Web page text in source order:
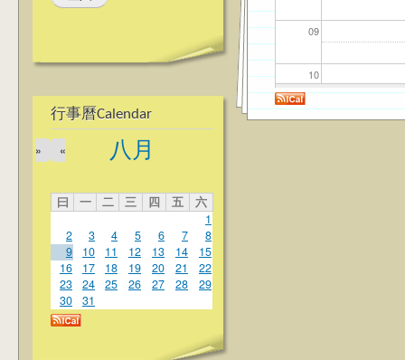
行事曆Calendar
八月
«
»
曰 一 二 三 四 五
六
1
2
3 4 5 6 7
8
9
10 11 12 13 14
15
16
17 18 19 20 21
22
23
24 25 26 27 28
29
30
31
09
10
11